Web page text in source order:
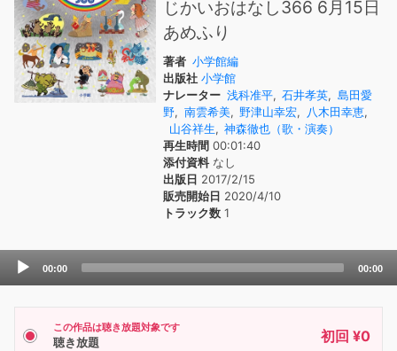
じかいおはなし366 6月15日
あめふり
著者 小学館編
出版社 小学館
ナレーター 浅科准平, 石井孝英, 島田愛
野, 南雲希美, 野津山幸宏, 八木田幸恵,
山谷祥生, 神森徹也（歌・演奏）
再生時間 00:01:40
添付資料なし
出版日 2017/2/15
販売開始日 2020/4/10
トラック数 1
Audio
00:00 00:00
この作品は聴き放題対象です
聴き放題 初回 ¥0